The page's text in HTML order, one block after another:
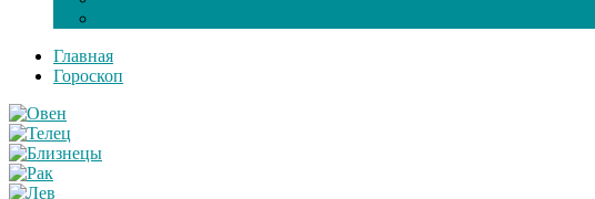
Главная
Гороскоп